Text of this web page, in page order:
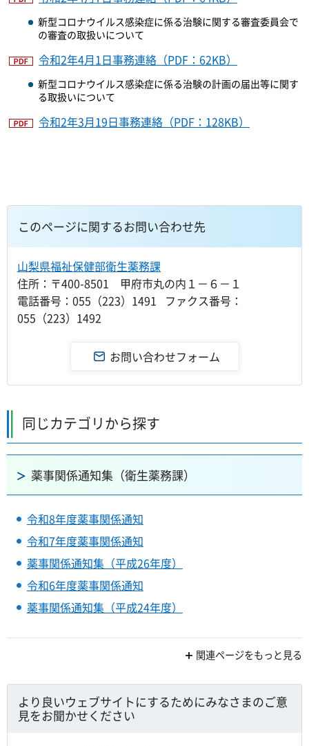
新型コロナウイルス感染症に係る治験に関する審査委員会で
の審査の取扱いについて
令和2年4月1日事務連絡（PDF：62KB）
新型コロナウイルス感染症に係る治験の計画の届出等に関す
る取扱いについて
令和2年3月19日事務連絡（PDF：128KB）
このページに関するお問い合わせ先
山梨県福祉保健部衛生薬務課
住所：〒400-8501 甲府市丸の内１－６－１
電話番号：055（223）1491 ファクス番号：
055（223）1492
同じカテゴリから探す
薬事関係通知集（衛生薬務課）
令和8年度薬事関係通知
令和7年度薬事関係通知
薬事関係通知集（平成26年度）
令和6年度薬事関係通知
薬事関係通知集（平成24年度）
関連ページをもっと見る
より良いウェブサイトにするためにみなさまのご意
見をお聞かせください